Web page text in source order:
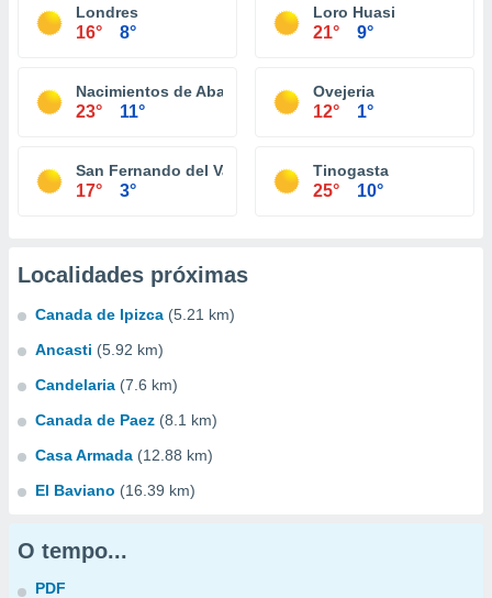
Londres
16° 8°
Loro Huasi
21° 9°
Nacimientos de Abajo
23° 11°
Ovejeria
12° 1°
San Fernando del Valle de Catamarca
17° 3°
Tinogasta
25° 10°
Localidades próximas
Canada de Ipizca (5.21 km)
Ancasti (5.92 km)
Candelaria (7.6 km)
Canada de Paez (8.1 km)
Casa Armada (12.88 km)
El Baviano (16.39 km)
O tempo...
PDF